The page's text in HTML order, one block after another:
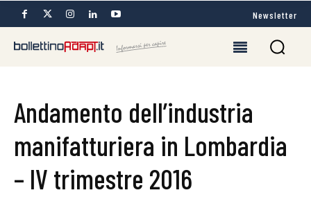
Newsletter
Andamento dell’industria
manifatturiera in Lombardia
– IV trimestre 2016